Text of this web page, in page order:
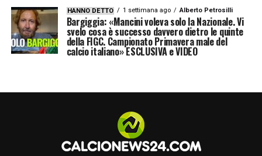
spagnolo ha risposto a una domanda sulla
sua possibile presenza in Spagna per il big
match tra Real Madrid e Barcellona:“Se
in tasca, il Como può concedersi il lusso di
guardare al futuro con l’ambizione di chi non
vuole smettere di sognare.
HANNO DETTO 1 settimana ago Alberto Petrosilli
Bargiggia: «Mancini voleva solo la Nazionale. Vi
svelo cosa è successo davvero dietro le quinte
della FIGC. Campionato Primavera male del
calcio italiano» ESCLUSIVA e VIDEO